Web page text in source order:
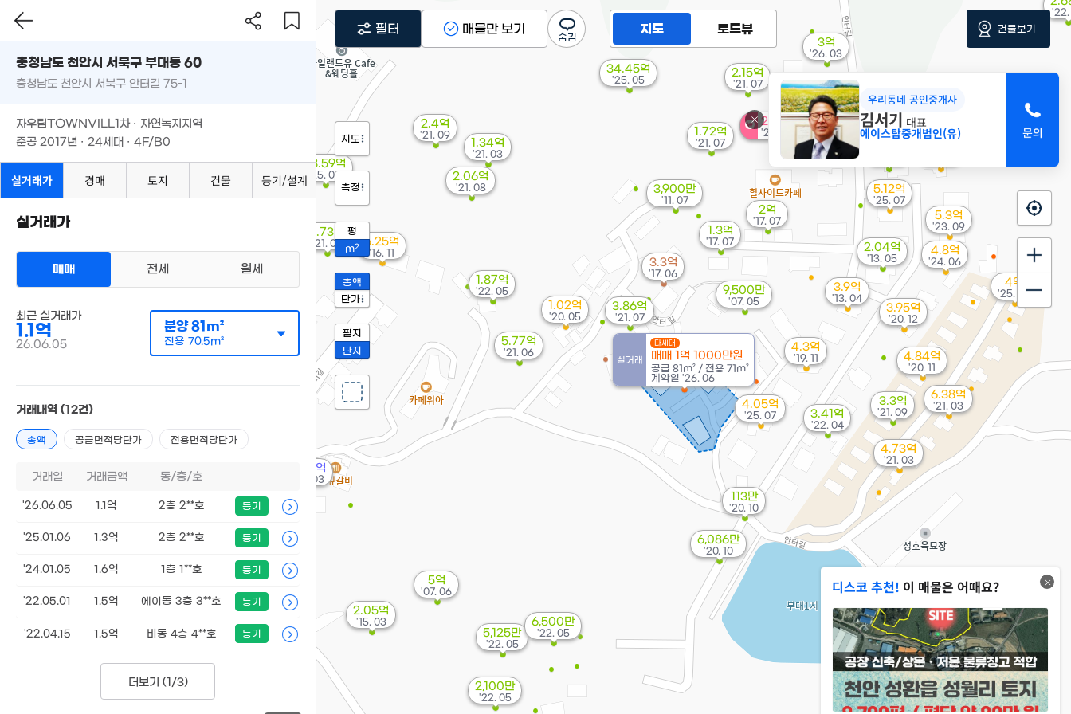
실거래
다세대
매매 1억 1000만원
공급 81m² / 전용 71m²
계약일 '26. 06
3억
'26. 03
5.12억
'25. 07
4.05억
'25. 07
34.45억
'25. 05
78.59억
'25. 05
4억
'25. 02
4.8억
'24. 06
2.82억
'24. 01
5.3억
'23. 09
5,125만
'22. 05
1.87억
'22. 05
6,500만
'22. 05
2,100만
'22. 05
3.41억
'22. 04
'22.
3.3억
'21. 09
2.4억
'21. 09
2.06억
'21. 08
2.73억
'21. 07
3.86억
'21. 07
2.15억
'21. 07
1.72억
'21. 07
5.77억
'21. 06
6.38억
'21. 03
4.73억
'21. 03
1.34억
'21. 03
3.95억
'20. 12
4.84억
'20. 11
6,086만
'20. 10
113만
'20. 10
1.02억
'20. 05
2.82억
'20. 03
4.3억
'19. 11
1.3억
'17. 07
2억
'17. 07
3.3억
'17. 06
6.25억
'16. 11
1.05억
'16. 05
2.05억
'15. 03
2.04억
'13. 05
3.9억
'13. 04
3,900만
'11. 07
5억
'07. 06
9,500만
'07. 05
'06. 12
디스코 추천! 이 매물은 어때요?
우리동네 공인중개사
김서기 대표
에이스탑중개법인(유)
지도 로드뷰
지도
측정
평
m2
총액
단가
필지
단지
필터 매물만 보기 건물보기
충청남도 천안시 서북구 부대동 60
충청남도 천안시 서북구 안터길 75-1
자우림TOWNVILL1차 · 자연녹지지역
준공 2017년 · 24세대 · 4F/B0
실거래가 경매 토지 건물 등기/설계
실거래가
매매 전세 월세
최근 실거래가
1.1억
26.06.05
분양81m²
전용 70.5m²
거래내역 (12건)
총액 공급면적당단가 전용면적당단가
거래일 거래금액 동/층/호
'26.06.05 1.1억 2층 2**호 등기
'25.01.06 1.3억 2층 2**호 등기
'24.01.05 1.6억 1층 1**호 등기
'22.05.01 1.5억 에이동 3층 3**호 등기
'22.04.15 1.5억 비동 4층 4**호 등기
더보기 (1/3)